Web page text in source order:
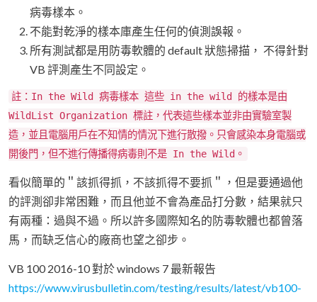
病毒樣本。
不能對乾淨的樣本庫產生任何的偵測誤報。
所有測試都是用防毒軟體的 default 狀態掃描， 不得針對
VB 評測產生不同設定。
註：In the Wild 病毒樣本 這些 in the wild 的樣本是由
WildList Organization 標註，代表這些樣本並非由實驗室製
造，並且電腦用戶在不知情的情況下進行散撥。只會感染本身電腦或
開後門，但不進行傳播得病毒則不是 In the Wild。
看似簡單的＂該抓得抓，不該抓得不要抓＂，但是要通過他
的評測卻非常困難，而且他並不會為產品打分數，結果就只
有兩種：過與不過。所以許多國際知名的防毒軟體也都曾落
馬，而缺乏信心的廠商也望之卻步。
VB 100 2016-10 對於 windows 7 最新報告
https://www.virusbulletin.com/testing/results/latest/vb100-